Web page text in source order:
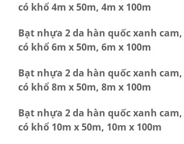
có khổ 4m x 50m, 4m x 100m
Bạt nhựa 2 da hàn quốc xanh
có khổ 6m x 50m, 6m x 100m
Bạt nhựa 2 da hàn quốc xanh
có khổ 8m x 50m, 8m x 100m
Bạt nhựa 2 da hàn quốc xanh
có khổ 10m x 50m, 10m x 100m